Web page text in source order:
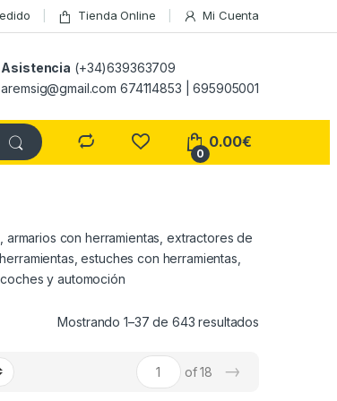
Tienda Online Mi Cuenta
Asistencia (+34)639363709
aremsig@gmail.com 674114853 | 695905001
0
0.00€
con herramientas, extractores de
estuches con herramientas,
y automoción
Mostrando 1–37 de 643 resultados
of 18 →